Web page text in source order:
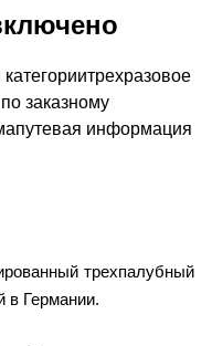
трехпалубный
в Германии.
заказному
информация